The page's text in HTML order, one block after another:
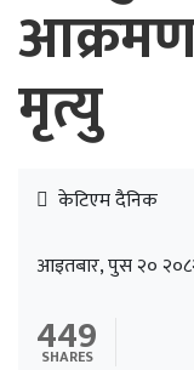
मृत्यु
केटिएम दैनिक
आइतबार, पुस २०
449
SHARES